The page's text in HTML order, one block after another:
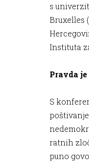
s
Bruxelles
Instituta
Pravda
S
ratnih
puno